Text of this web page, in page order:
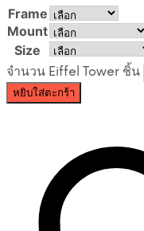
Frame
Mount
Size
จำนวน Eiffel Tower ชิ้น
หยิบใส่ตะกร้า